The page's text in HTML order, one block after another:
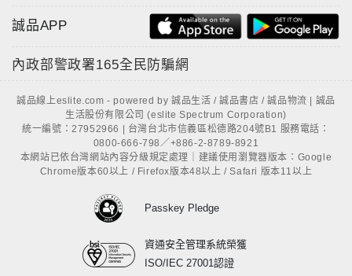
誠品APP
內政部警政署165全民防騙網
誠品線上eslite.com - powered by 誠品生活 / 誠品書店 / 誠品物流 | 誠品
生活股份有限公司 (eslite Spectrum Corporation)
統一編號：27952966 | 台灣台北市信義區松德路204號B1 服務電話：
0800-666-798／+886-2-8789-8921
本網站已依台灣網站內容分級規定處理｜建議使用瀏覽器版本：Google
Chrome版本60以上 / Firefox版本48以上 / Safari 版本11以上
Passkey Pledge
資通安全管理系統榮獲
ISO/IEC 27001認證